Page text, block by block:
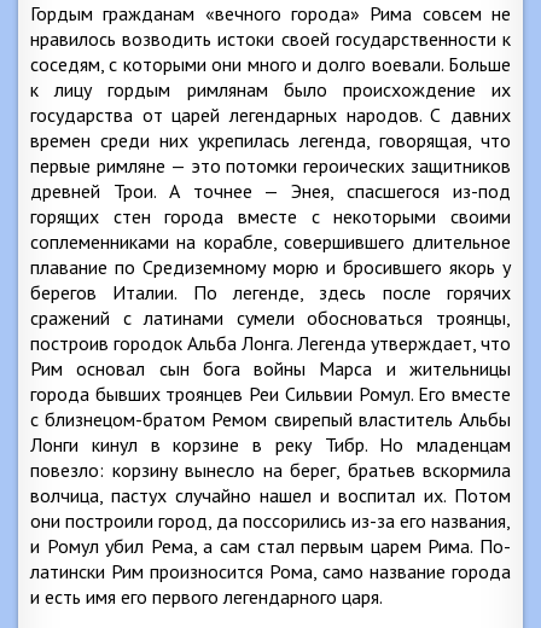
Гордым гражданам «вечного города» Рима совсем не
нравилось возводить истоки своей государственности к
соседям, с которыми они много и долго воевали. Больше
к лицу гордым римлянам было происхождение их
государства от царей легендарных народов. С давних
времен среди них укрепилась легенда, говорящая, что
первые римляне — это потомки героических защитников
древней Трои. А точнее — Энея, спасшегося из-под
горящих стен города вместе с некоторыми своими
соплеменниками на корабле, совершившего длительное
плавание по Средиземному морю и бросившего якорь у
берегов Италии. По легенде, здесь после горячих
сражений с латинами сумели обосноваться троянцы,
построив городок Альба Лонга. Легенда утверждает, что
Рим основал сын бога войны Марса и жительницы
города бывших троянцев Реи Сильвии Ромул. Его вместе
с близнецом-братом Ремом свирепый властитель Альбы
Лонги кинул в корзине в реку Тибр. Но младенцам
повезло: корзину вынесло на берег, братьев вскормила
волчица, пастух случайно нашел и воспитал их. Потом
они построили город, да поссорились из-за его названия,
и Ромул убил Рема, а сам стал первым царем Рима. По-
латински Рим произносится Рома, само название города
и есть имя его первого легендарного царя.